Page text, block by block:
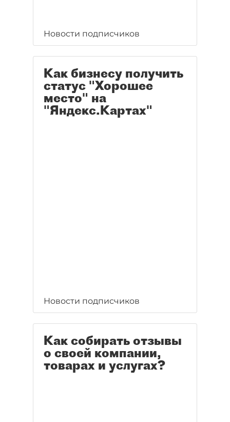
Новости подписчиков
Как бизнесу получить
статус "Хорошее
место" на
"Яндекс.Картах"
Новости подписчиков
Как собирать отзывы
о своей компании,
товарах и услугах?